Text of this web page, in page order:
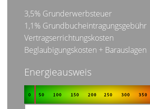
3,5% Grunderwerbsteuer
1,1% Grundbucheintragungsgebühr
Vertragserrichtungskosten
Beglaubigungskosten + Barauslagen
Energieausweis